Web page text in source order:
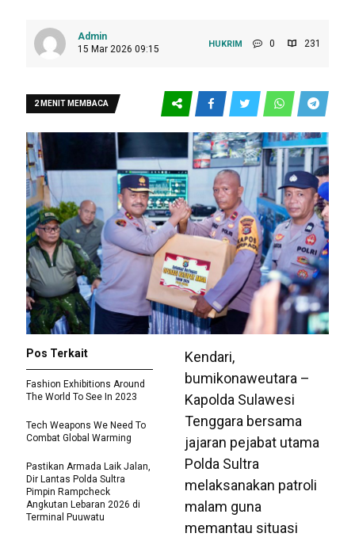
Admin
15 Mar 2026 09:15
HUKRIM 0 231
2 MENIT MEMBACA
Kendari,
bumikonaweutara –
Kapolda Sulawesi
Tenggara bersama
jajaran pejabat utama
Polda Sultra
melaksanakan patroli
malam guna
memantau situasi
Pos Terkait
Fashion Exhibitions Around
The World To See In 2023
Tech Weapons We Need To
Combat Global Warming
Pastikan Armada Laik Jalan,
Dir Lantas Polda Sultra
Pimpin Rampcheck
Angkutan Lebaran 2026 di
Terminal Puuwatu